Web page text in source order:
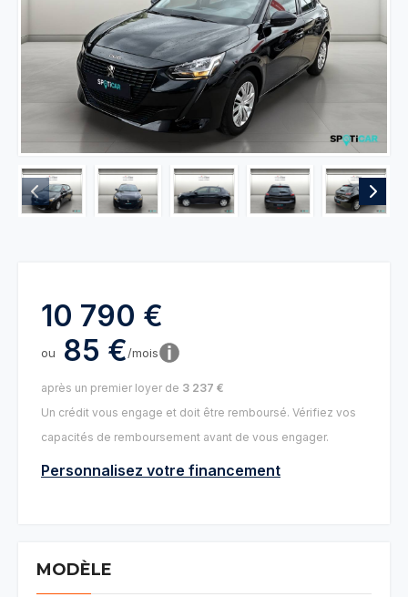
10 790 €
ou 85 €/mois
après un premier loyer de 3 237 €
Un crédit vous engage et doit être remboursé. Vérifiez vos
capacités de remboursement avant de vous engager.
Personnalisez votre financement
MODÈLE